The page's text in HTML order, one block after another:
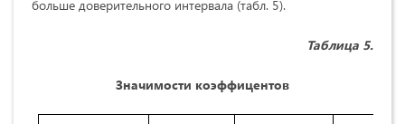
больше доверительного интервала (табл. 5).
Таблица 5.
Значимости коэффицентов